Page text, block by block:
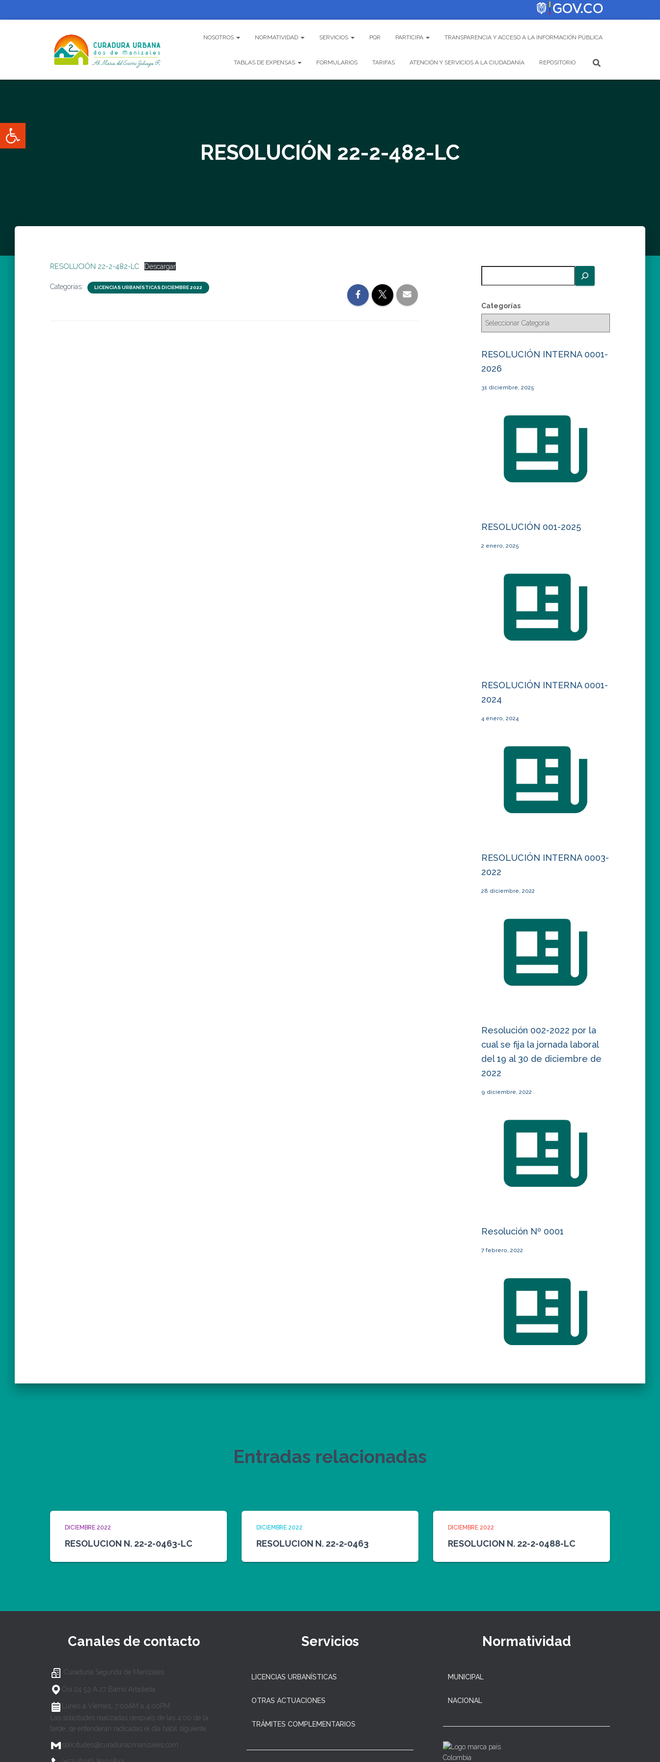
NOSOTROS NORMATIVIDAD SERVICIOS PQR PARTICIPA TRANSPARENCIA Y ACCESO A LA INFORMACIÓN PÚBLICA
TABLAS DE EXPENSAS FORMULARIOS TARIFAS ATENCIÓN Y SERVICIOS A LA CIUDADANÍA REPOSITORIO
RESOLUCIÓN 22-2-482-LC
RESOLUCIÓN 22-2-482-LC Descargar
Categorías: LICENCIAS URBANÍSTICAS DICIEMBRE 2022
c
a
Categorías
RESOLUCIÓN INTERNA 0001-
2026
31 diciembre, 2025
RESOLUCIÓN 001-2025
2 enero, 2025
RESOLUCIÓN INTERNA 0001-
2024
4 enero, 2024
RESOLUCIÓN INTERNA 0003-
2022
28 diciembre, 2022
Resolución 002-2022 por la
cual se fija la jornada laboral
del 19 al 30 de diciembre de
2022
9 diciembre, 2022
Resolución Nº 0001
7 febrero, 2022
Entradas relacionadas
DICIEMBRE 2022
RESOLUCION N. 22-2-0463-LC
DICIEMBRE 2022
RESOLUCION N. 22-2-0463
DICIEMBRE 2022
RESOLUCION N. 22-2-0488-LC
Canales de contacto
Curaduría Segunda de Manizales
Cra 24 53 A 27 Barrio Arboleda
Lunes a Viernes, 7:00AM a 4:00PM
Las solicitudes realizadas después de las 4:00 de la
tarde, se entenderán radicadas el día hábil siguiente.
solicitudes@curaduria2manizales.com
Servicios
LICENCIAS URBANÍSTICAS
OTRAS ACTUACIONES
TRÁMITES COMPLEMENTARIOS
Normatividad
MUNICIPAL
NACIONAL
Abrir barra de herramientas